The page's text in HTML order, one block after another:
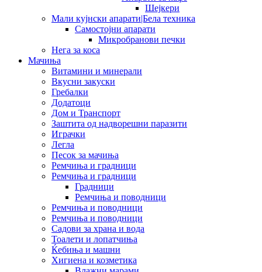
Шејкери
Мали кујнски апарати|Бела техника
Самостојни апарати
Микробранови печки
Нега за коса
Мачиња
Витамини и минерали
Вкусни закуски
Гребалки
Додатоци
Дом и Транспорт
Заштита од надворешни паразити
Играчки
Легла
Песок за мачиња
Ремчиња и градници
Ремчиња и градници
Градници
Ремчиња и поводници
Ремчиња и поводници
Ремчиња и поводници
Садови за храна и вода
Тоалети и лопатчиња
Ќебиња и машни
Хигиена и козметика